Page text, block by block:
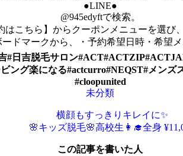
●LINE●
@945edyftで検索。
はこちら】からクーポンメニューを選び
ドマークから、・予約希望日時・希望
#日吉脱毛サロン
ング楽になる#actcurro#NEQST#メン
#cloopunited
未分類
横顔もすっきりキレイに✨
🌸キッズ脱毛🌸高校生👩‍🎓全身
この記事を書いた人